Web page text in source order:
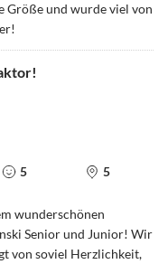
Größe und wurde viel von
5 5
wunderschönen
Senior und Junior! Wir
von soviel Herzlichkeit,